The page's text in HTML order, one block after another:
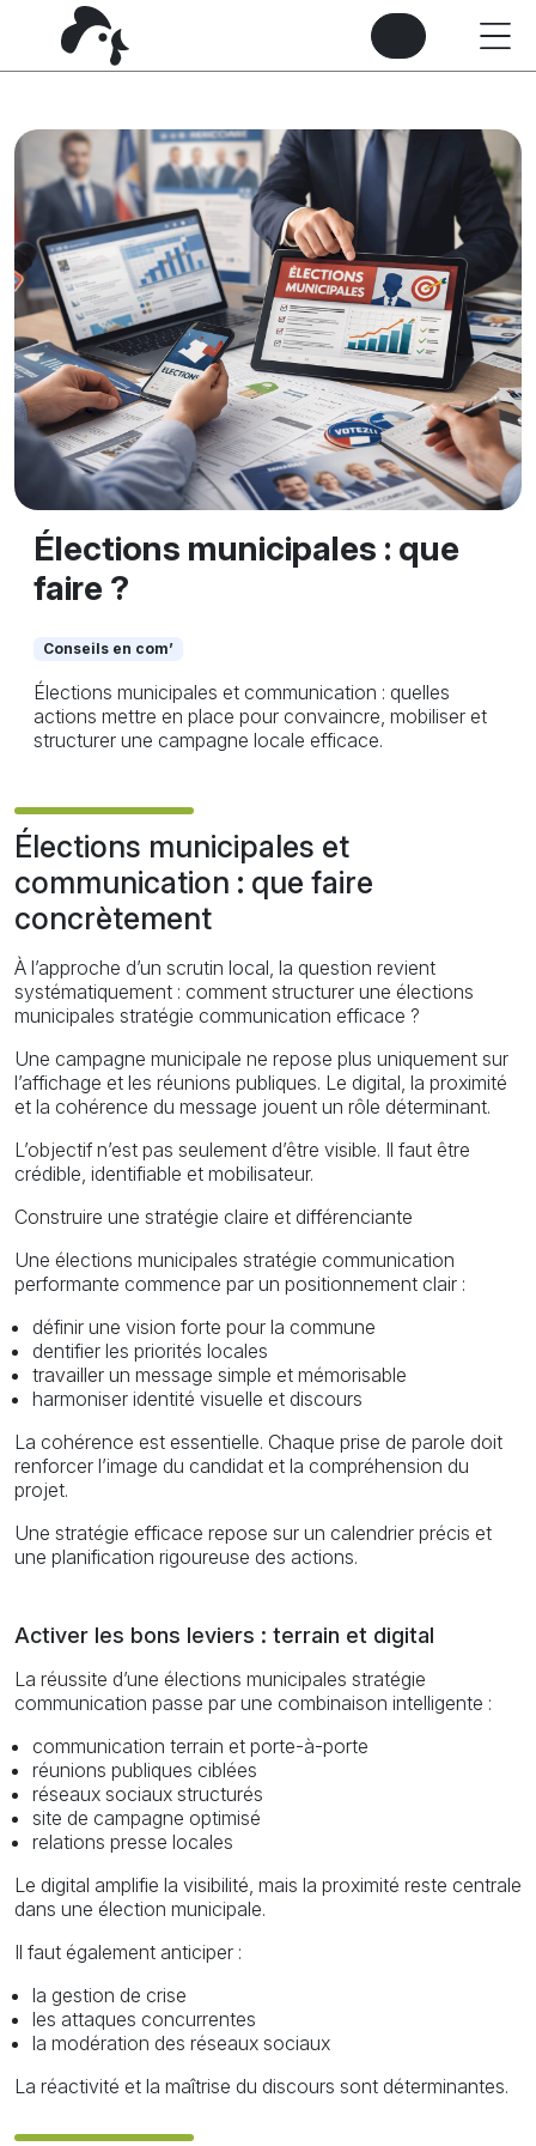
Élections municipales : que
faire ?
Conseils en com’
Élections municipales et communication : quelles
actions mettre en place pour convaincre, mobiliser et
structurer une campagne locale efficace.
Élections municipales et
communication : que faire
concrètement
À l’approche d’un scrutin local, la question revient
systématiquement : comment structurer une élections
municipales stratégie communication efficace ?
Une campagne municipale ne repose plus uniquement sur
l’affichage et les réunions publiques. Le digital, la proximité
et la cohérence du message jouent un rôle déterminant.
L’objectif n’est pas seulement d’être visible. Il faut être
crédible, identifiable et mobilisateur.
Construire une stratégie claire et différenciante
Une élections municipales stratégie communication
performante commence par un positionnement clair :
définir une vision forte pour la commune
dentifier les priorités locales
travailler un message simple et mémorisable
harmoniser identité visuelle et discours
La cohérence est essentielle. Chaque prise de parole doit
renforcer l’image du candidat et la compréhension du
projet.
Une stratégie efficace repose sur un calendrier précis et
une planification rigoureuse des actions.
Activer les bons leviers : terrain et digital
La réussite d’une élections municipales stratégie
communication passe par une combinaison intelligente :
communication terrain et porte-à-porte
réunions publiques ciblées
réseaux sociaux structurés
site de campagne optimisé
relations presse locales
Le digital amplifie la visibilité, mais la proximité reste centrale
dans une élection municipale.
Il faut également anticiper :
la gestion de crise
les attaques concurrentes
la modération des réseaux sociaux
La réactivité et la maîtrise du discours sont déterminantes.